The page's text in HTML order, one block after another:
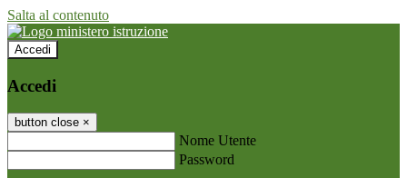
Salta al contenuto
Accedi
Accedi
button close ×
Nome Utente
Password